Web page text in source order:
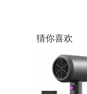
猜你喜欢